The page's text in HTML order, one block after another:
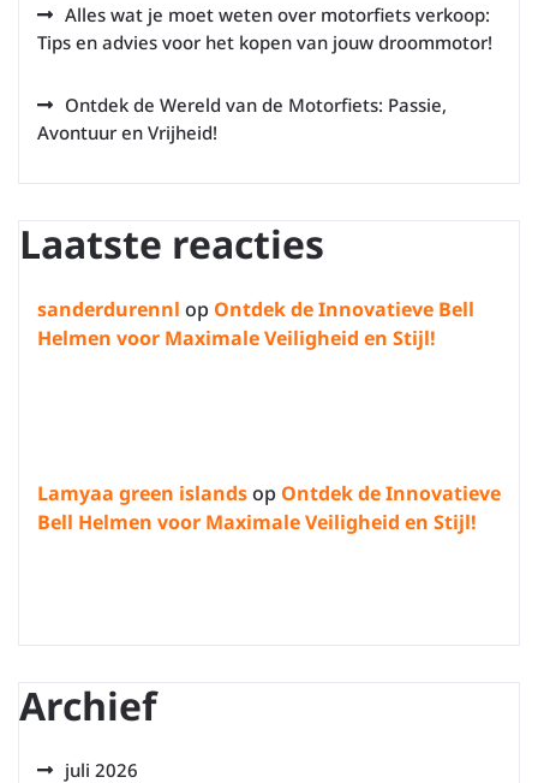
Alles wat je moet weten over motorfiets verkoop:
Tips en advies voor het kopen van jouw droommotor!
Ontdek de Wereld van de Motorfiets: Passie,
Avontuur en Vrijheid!
Laatste reacties
sanderdurennl op Ontdek de Innovatieve Bell
Helmen voor Maximale Veiligheid en Stijl!
Lamyaa green islandsop Ontdek de Innovatieve
Bell Helmen voor Maximale Veiligheid en Stijl!
Archief
juli 2026